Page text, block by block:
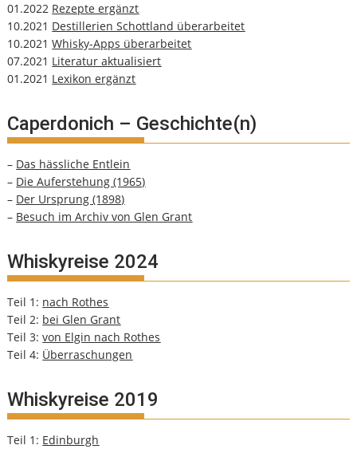
01.2022 Rezepte ergänzt
10.2021 Destillerien Schottland überarbeitet
10.2021Whisky-Apps überarbeitet
07.2021 Literatur aktualisiert
01.2021 Lexikon ergänzt
Caperdonich – Geschichte(n)
– Das hässliche Entlein
– Die Auferstehung (1965)
– Der Ursprung (1898)
– Besuch im Archiv von Glen Grant
Whiskyreise 2024
Teil 1: nach Rothes
Teil 2: bei Glen Grant
Teil 3:von Elgin nach Rothes
Teil 4: Überraschungen
Whiskyreise 2019
Teil 1: Edinburgh